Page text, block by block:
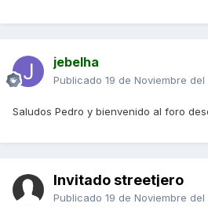
jebelha
Publicado 19 de Noviembre del
Saludos Pedro y bienvenido al foro
Invitado streetjero
Publicado 19 de Noviembre del